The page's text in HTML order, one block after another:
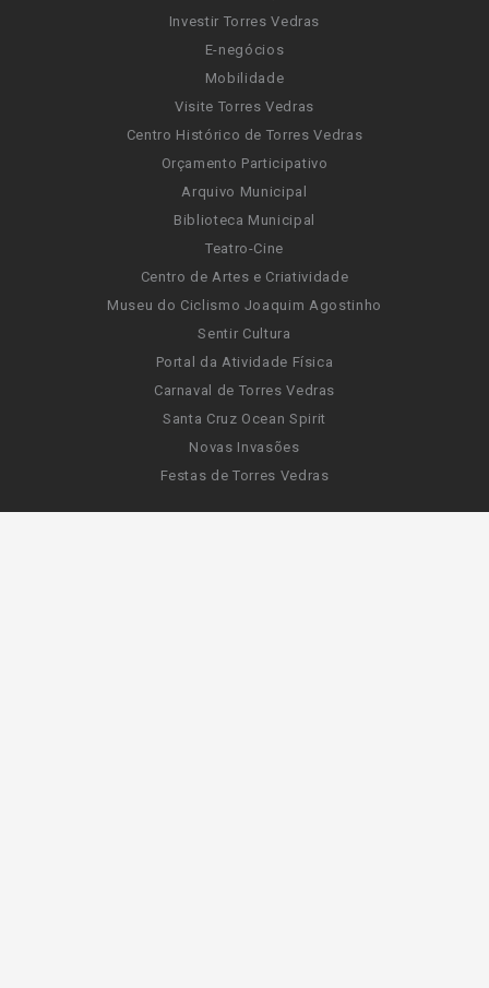
Investir Torres Vedras
E-negócios
Mobilidade
Visite Torres Vedras
Centro Histórico de Torres Vedras
Orçamento Participativo
Arquivo Municipal
Biblioteca Municipal
Teatro-Cine
Centro de Artes e Criatividade
Museu do Ciclismo Joaquim Agostinho
Sentir Cultura
Portal da Atividade Física
Carnaval de Torres Vedras
Santa Cruz Ocean Spirit
Novas Invasões
Festas de Torres Vedras